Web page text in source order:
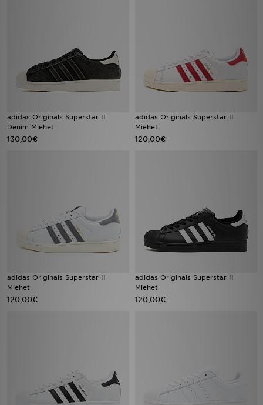
adidas Originals Superstar II
Denim Miehet
130,00€
adidas Originals Superstar II
Miehet
120,00€
adidas Originals Superstar II
Miehet
120,00€
adidas Originals Superstar II
Miehet
120,00€